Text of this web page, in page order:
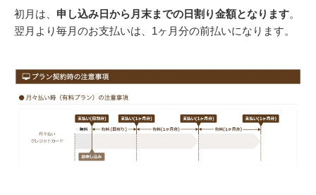
初月は、 申し込み日から月末までの日割り金額となります。
翌月より毎月のお支払いは、1ヶ月分の前払いになります。